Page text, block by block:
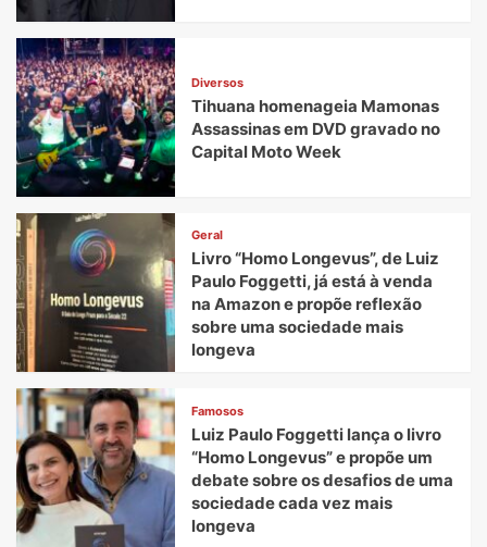
Diversos
Tihuana homenageia Mamonas
Assassinas em DVD gravado no
Capital Moto Week
Geral
Livro “Homo Longevus”, de Luiz
Paulo Foggetti, já está à venda
na Amazon e propõe reflexão
sobre uma sociedade mais
longeva
Famosos
Luiz Paulo Foggetti lança o livro
“Homo Longevus” e propõe um
debate sobre os desafios de uma
sociedade cada vez mais
longeva